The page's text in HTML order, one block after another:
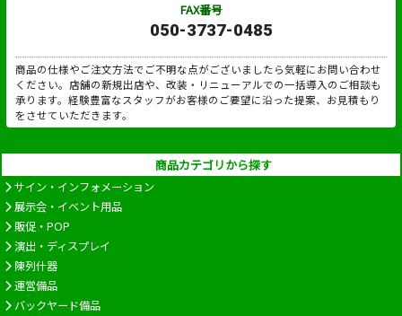
FAX番号
050-3737-0485
商品の仕様やご注文方法でご不明な点がございましたら気軽にお問い合わせ
ください。店舗の新規出店や、改装・リニューアルでの一括導入のご相談も
承ります。経験豊富なスタッフがお客様のご要望に沿った提案、お見積もり
をさせていただきます。
商品カテゴリから探す
サイン・インフォメーション
展示会・イベント用品
販促・POP
演出・ディスプレイ
陳列什器
運営備品
バックヤード備品